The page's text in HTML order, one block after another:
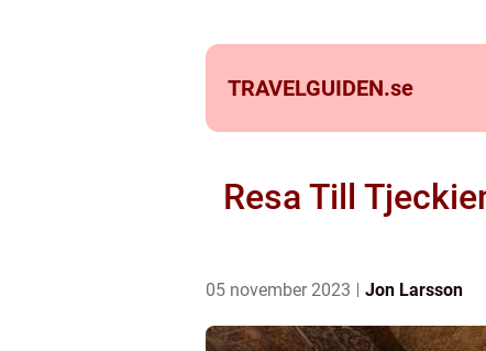
TRAVELGUIDEN.se
Resa Till
05 november 2023 Jon Larsson